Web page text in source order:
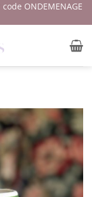
code ONDEMENAGE